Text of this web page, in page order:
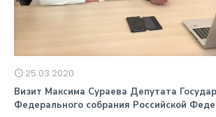
25.03.2020
Визит Максима Сураева Депутата
Федерального собрания Российской